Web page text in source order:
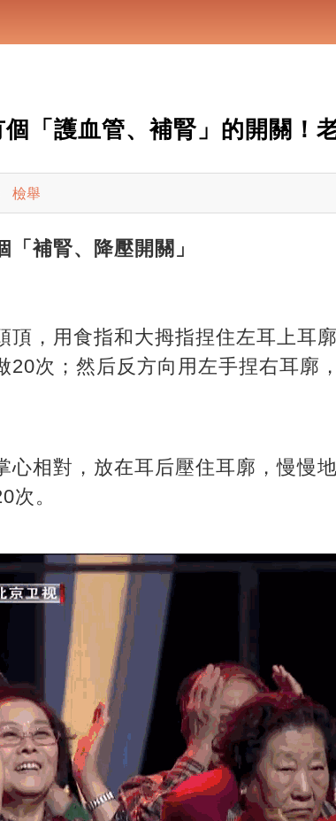
「護血管、補腎」的開關！
檢舉
「補腎、降壓開關」
頂，用食指和大拇指捏住左耳上耳
20次；然后反方向用左手捏右耳廓
心相對，放在耳后壓住耳廓，慢慢
次。